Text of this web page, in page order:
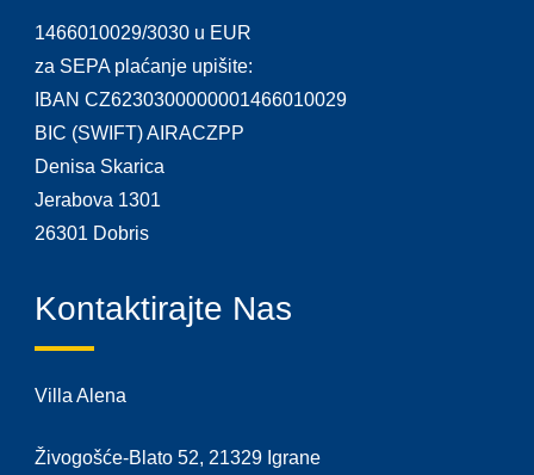
1466010029/3030 u EUR
za SEPA plaćanje upišite:
IBAN CZ6230300000001466010029
BIC (SWIFT) AIRACZPP
Denisa Skarica
Jerabova 1301
26301 Dobris
Kontaktirajte Nas
Villa Alena
Živogošće-Blato 52, 21329 Igrane